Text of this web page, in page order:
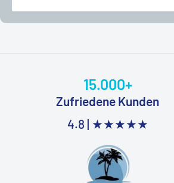
15.000+
Zufriedene Kunden
4.8 | ★★★★★